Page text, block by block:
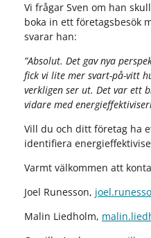
Vi frågar Sven om han
boka in ett företagsbesök
svarar han:
”Absolut. Det gav nya
fick vi lite mer svart-på-vitt
verkligen ser ut. Det var ett
vidare med
Vill du och ditt företag ha
identifiera
Varmt välkommen att
Joel Runesson,
Malin Liedholm,